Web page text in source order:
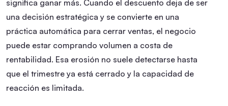
significa ganar más. Cuando el descuento deja de ser
una decisión estratégica y se convierte en una
práctica automática para cerrar ventas, el negocio
puede estar comprando volumen a costa de
rentabilidad. Esa erosión no suele detectarse hasta
que el trimestre ya está cerrado y la capacidad de
reacción es limitada.